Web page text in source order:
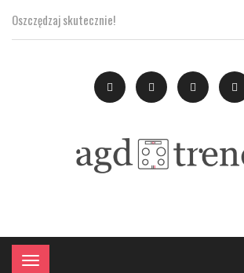
Oszczędzaj skutecznie!
Menu